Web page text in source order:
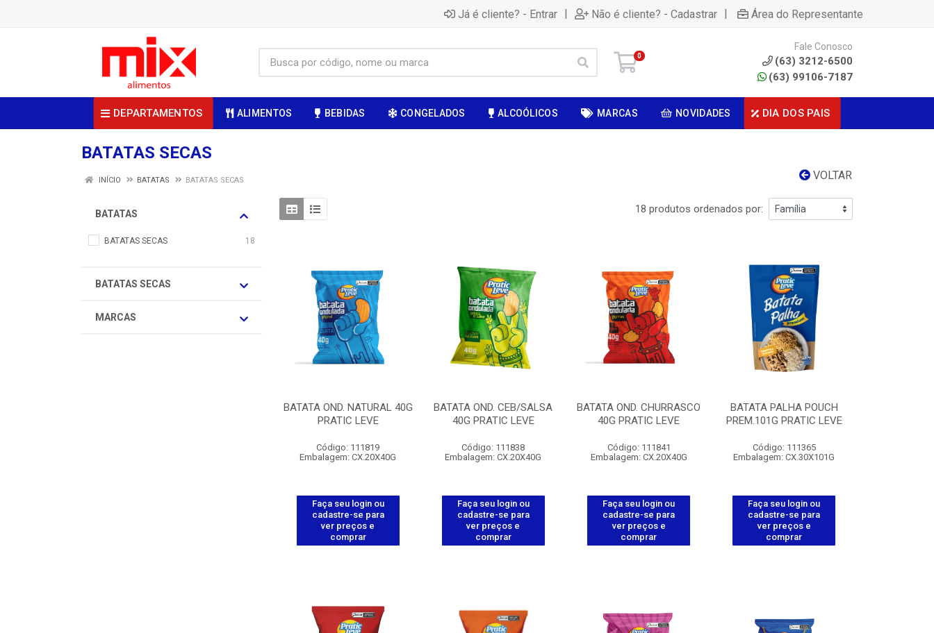
Já é cliente? - Entrar | Não é cliente? - Cadastrar | Área do Representante
0
Fale Conosco
(63) 3212-6500
(63) 99106-7187
DEPARTAMENTOS ALIMENTOS BEBIDAS CONGELADOS ALCOÓLICOS MARCAS NOVIDADES DIA DOS PAIS
BATATAS SECAS
VOLTAR
INÍCIO BATATAS BATATAS SECAS
BATATAS
BATATAS SECAS 18
BATATAS SECAS
MARCAS
18 produtos ordenados por:
BATATA OND. NATURAL 40G
PRATIC LEVE
Código: 111819
Embalagem: CX.20X40G
Faça seu login ou
cadastre-se para
ver preços e
comprar
BATATA OND. CEB/SALSA
40G PRATIC LEVE
Código: 111838
Embalagem: CX.20X40G
Faça seu login ou
cadastre-se para
ver preços e
comprar
BATATA OND. CHURRASCO
40G PRATIC LEVE
Código: 111841
Embalagem: CX.20X40G
Faça seu login ou
cadastre-se para
ver preços e
comprar
BATATA PALHA POUCH
PREM.101G PRATIC LEVE
Código: 111365
Embalagem: CX.30X101G
Faça seu login ou
cadastre-se para
ver preços e
comprar